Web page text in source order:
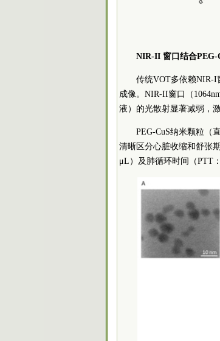
NIR-II 窗口结合PEG-
传统VOT多依赖NIR-I
成像。NIR-II窗口（
液）的光散射显著减弱，
PEG-CuS纳米颗粒（
清晰区分心脏收缩和舒张
μL）及肺循环时间（PTT